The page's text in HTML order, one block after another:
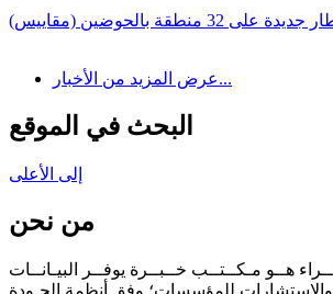
على 32 منطقة بالحوضين (مقاييس)
عرض المزيد من الأخبار...
البحث في الموقع
إلى الأعلى
من نحن
هــو مـكــتــب خــبــرة يوفــر البيـانــات
والاستشارات للمؤسسات؛ وفق أنظمة الجـودة